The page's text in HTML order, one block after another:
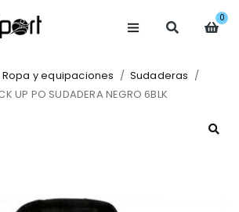
0
Ropa y equipaciones / Sudaderas /
UP PO SUDADERA NEGRO 6BLK